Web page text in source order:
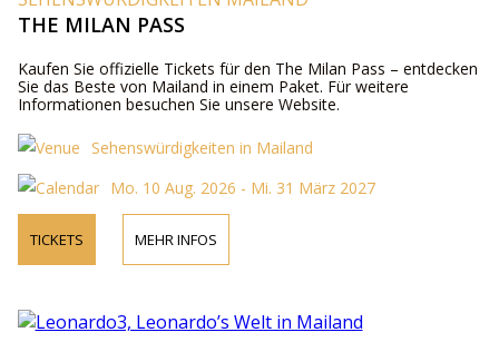
THE MILAN PASS
Kaufen Sie offizielle Tickets für den The Milan Pass – entdecken
Sie das Beste von Mailand in einem Paket. Für weitere
Informationen besuchen Sie unsere Website.
Sehenswürdigkeiten in Mailand
Mo. 10 Aug. 2026 - Mi. 31 März 2027
TICKETS MEHR INFOS